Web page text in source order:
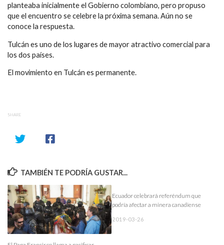
planteaba inicialmente el Gobierno colombiano, pero propuso
que el encuentro se celebre la próxima semana. Aún no se
conoce la respuesta.
Tulcán es uno de los lugares de mayor atractivo comercial para
los dos países.
El movimiento en Tulcán es permanente.
SHARE
TAMBIÉN TE PODRÍA GUSTAR...
Ecuador celebrará referéndum que
podría afectar a minera canadiense
2019-03-26